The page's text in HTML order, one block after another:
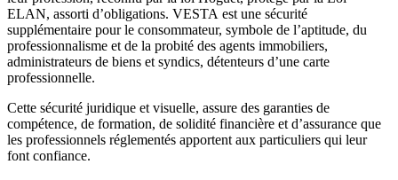
ELAN, assorti d’obligations. VESTA est une sécurité
supplémentaire pour le consommateur, symbole de l’aptitude, du
professionnalisme et de la probité des agents immobiliers,
administrateurs de biens et syndics, détenteurs d’une carte
professionnelle.
Cette sécurité juridique et visuelle, assure des garanties de
compétence, de formation, de solidité financière et d’assurance que
les professionnels réglementés apportent aux particuliers qui leur
font confiance.